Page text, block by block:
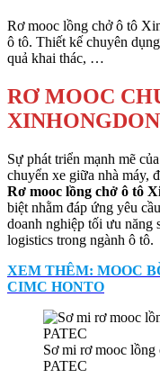
Rơ mooc lồng chở ô tô
ô tô. Thiết kế chuyên
quả khai thác, …
RƠ MOOC
Sự phát triển mạnh mẽ
chuyển xe giữa nhà máy,
Rơ mooc lồng chở ô tô
biệt nhằm đáp ứng yêu
doanh nghiệp tối ưu năng
logistics trong ngành ô tô.
XEM THÊM: MOOC
CIMC HONTO
Sơ mi rơ mooc
PATEC